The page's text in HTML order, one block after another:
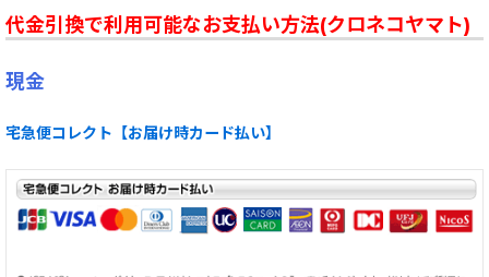
代金引換で利用可能なお支払い方法(クロネコヤマト)
現金
宅急便コレクト【お届け時カード払い】